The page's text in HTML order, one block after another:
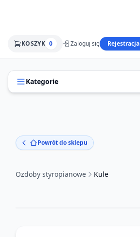
KOSZYK 0 Zaloguj się Rejestracja
Kategorie
Powrót do sklepu
Ozdoby styropianowe Kule